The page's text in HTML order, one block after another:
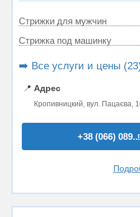
Стрижки для мужчин
Стрижка под машинку
➡️ Все услуги и цены
📍 Адрес
Кропивницкий, вул. Пацаєва,
+38 (066) 089..